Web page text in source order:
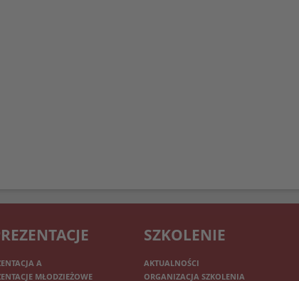
A
MŁODZIEŻOWE
SZKOLENIE
AKTUALNOŚCI
ORGANIZACJA SZKOLENIA